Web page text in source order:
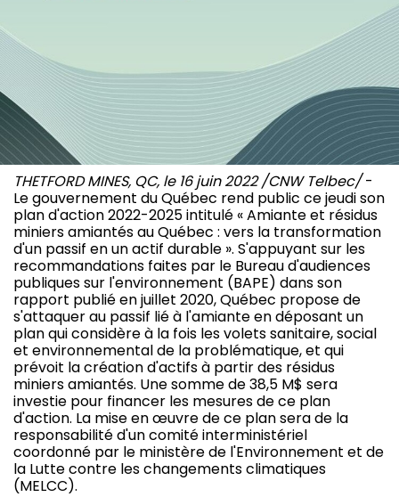
THETFORD MINES, QC, le 16 juin 2022 /CNW Telbec/-
Le gouvernement du Québec rend public ce jeudi son
plan d'action 2022-2025 intitulé « Amiante et résidus
miniers amiantés au Québec : vers la transformation
d'un passif en un actif durable ». S'appuyant sur les
recommandations faites par le Bureau d'audiences
publiques sur l'environnement (BAPE) dans son
rapport publié en juillet 2020, Québec propose de
s'attaquer au passif lié à l'amiante en déposant un
plan qui considère à la fois les volets sanitaire, social
et environnemental de la problématique, et qui
prévoit la création d'actifs à partir des résidus
miniers amiantés. Une somme de 38,5 M$ sera
investie pour financer les mesures de ce plan
d'action. La mise en œuvre de ce plan sera de la
responsabilité d'un comité interministériel
coordonné par le ministère de l'Environnement et de
la Lutte contre les changements climatiques
(MELCC).